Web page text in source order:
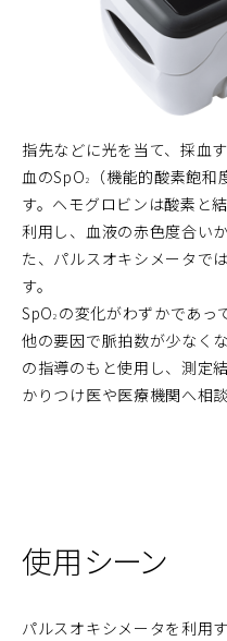
指先などに光を当て、採血
血のSpO 2
（機能的酸素飽
す。ヘモグロビンは酸素と
利用し、血液の赤色度合い
た、パルスオキシメータで
す。
SpO2 の変化がわずかであっ
他の要因で脈拍数が少なく
の指導のもと使用し、測定
かりつけ医や医療機関へ相
使用シーン
パルスオキシメータを利用